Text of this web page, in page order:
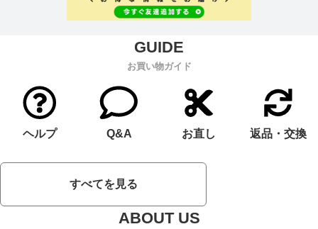
お買い物ガイド
ヘルプ Q&A お直し 返品・交換
すべてを見る